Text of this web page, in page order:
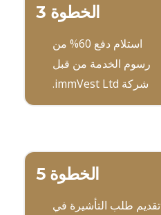
الخطوة 3
استلام دفع 60% من
رسوم الخدمة من قبل
شركة immVest Ltd.
الخطوة 5
تقديم طلب التأشيرة في